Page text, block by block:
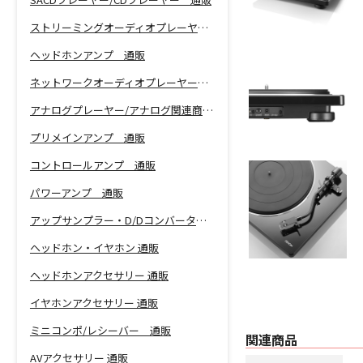
ストリーミングオーディオプレーヤー 通販
ヘッドホンアンプ 通販
ネットワークオーディオプレーヤー 通販
アナログプレーヤー/アナログ関連商品 通販
プリメインアンプ 通販
コントロールアンプ 通販
パワーアンプ 通販
アップサンプラー・D/Dコンバーター 通販
ヘッドホン・イヤホン 通販
ヘッドホンアクセサリー 通販
イヤホンアクセサリー 通販
ミニコンポ/レシーバー 通販
AVアクセサリー 通販
関連商品